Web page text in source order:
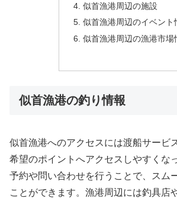
似首漁港周辺の施設
似首漁港周辺のイベント
似首漁港周辺の漁港市場
似首漁港の釣り情報
似首漁港へのアクセスには渡船サービ
希望のポイントへアクセスしやすくな
予約や問い合わせを行うことで、スム
ことができます。漁港周辺には釣具店